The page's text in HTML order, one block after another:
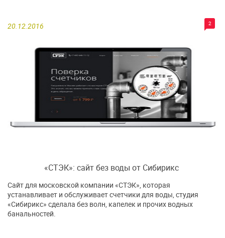
20.12.2016 2
«СТЭК»: сайт без воды от Сибирикс
Сайт для московской компании «СТЭК», которая
устанавливает и обслуживает счетчики для воды, студия
«Сибирикс» сделала без волн, капелек и прочих водных
банальностей.